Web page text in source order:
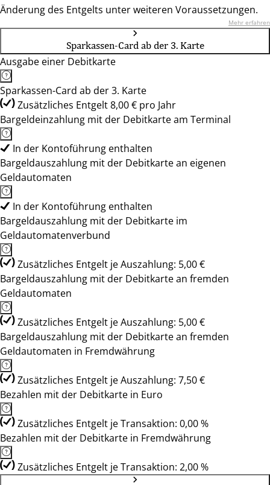
Änderung des Entgelts unter weiteren Voraussetzungen.
Mehr erfahren
Sparkassen-Card ab der 3. Karte
Ausgabe einer Debitkarte
Sparkassen-Card ab der 3. Karte
Zusätzliches Entgelt 8,00 € pro Jahr
Bargeldeinzahlung mit der Debitkarte am Terminal
In der Kontoführung enthalten
Bargeldauszahlung mit der Debitkarte an eigenen
Geldautomaten
In der Kontoführung enthalten
Bargeldauszahlung mit der Debitkarte im
Geldautomatenverbund
Zusätzliches Entgelt je Auszahlung: 5,00 €
Bargeldauszahlung mit der Debitkarte an fremden
Geldautomaten
Zusätzliches Entgelt je Auszahlung: 5,00 €
Bargeldauszahlung mit der Debitkarte an fremden
Geldautomaten in Fremdwährung
Zusätzliches Entgelt je Auszahlung: 7,50 €
Bezahlen mit der Debitkarte in Euro
Zusätzliches Entgelt je Transaktion: 0,00 %
Bezahlen mit der Debitkarte in Fremdwährung
Zusätzliches Entgelt je Transaktion: 2,00 %